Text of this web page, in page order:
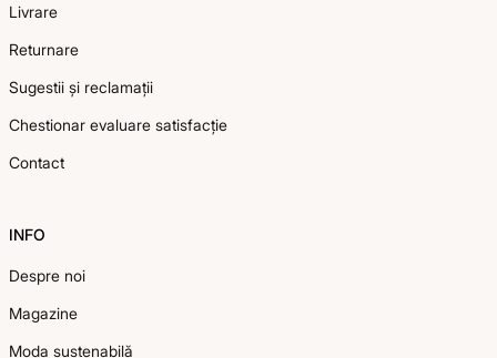
Livrare
Returnare
Sugestii și reclamații
Chestionar evaluare satisfacție
Contact
INFO
Despre noi
Magazine
Moda sustenabilă